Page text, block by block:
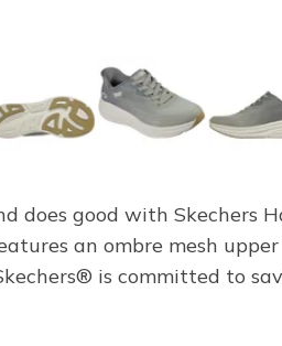
does good with Skechers
an ombre mesh
is committed to